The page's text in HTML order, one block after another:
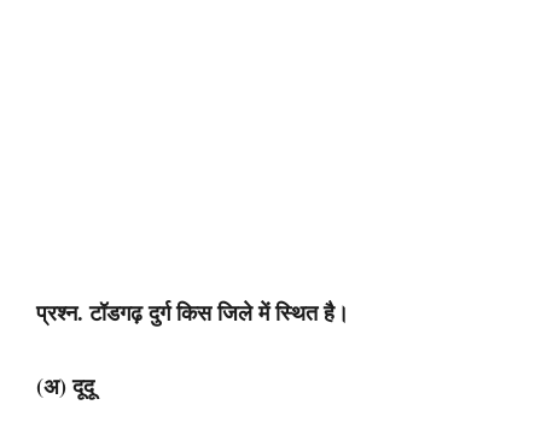
प्रश्न. टॉडगढ़ दुर्ग किस जिले में स्थित है।
(अ) दूदू